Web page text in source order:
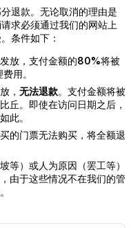
退款。无论取消的理由是
求必须通过我们的网站上
条件如下：
放，支付金额的80%将被
用。
， 无法退款。支付金额将被
丘。即使在访问日期之后，
此。
的门票无法购买，将全额退
等）或人为原因（罢工等）
由于这些情况不在我们的管